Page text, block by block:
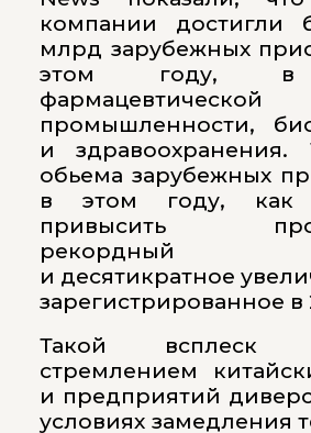
компании достигли
млрд зарубежных
этом году, в
фармацевтической
промышленности,
и здравоохранения.
обьема зарубежных
в этом году, как
привысить
рекордный
и десятикратное
зарегистрированное в
Такой всплеск
стремлением
и предприятий
условиях замедления